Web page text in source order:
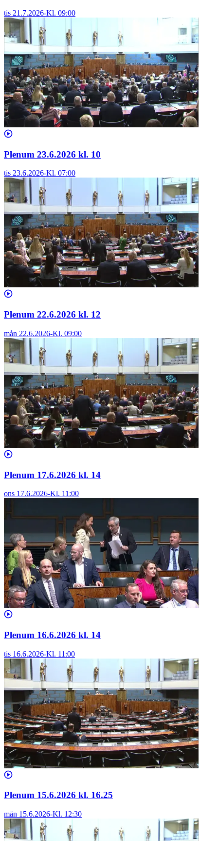
tis 21.7.2026-Kl. 09:00
Plenum 23.6.2026 kl. 10
tis 23.6.2026-Kl. 07:00
Plenum 22.6.2026 kl. 12
mån 22.6.2026-Kl. 09:00
Plenum 17.6.2026 kl. 14
ons 17.6.2026-Kl. 11:00
Plenum 16.6.2026 kl. 14
tis 16.6.2026-Kl. 11:00
Plenum 15.6.2026 kl. 16.25
mån 15.6.2026-Kl. 12:30